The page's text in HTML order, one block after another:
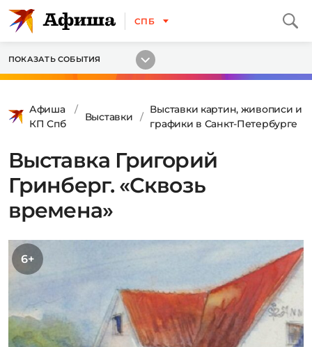
СПБ
ПОКАЗАТЬ СОБЫТИЯ
Афиша
КП Спб
Выставки
Выставки картин, живописи и
графики в Санкт-Петербурге
Выставка Григорий
Гринберг. «Сквозь
времена»
6+